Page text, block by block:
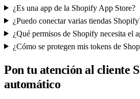
¿Es una app de la Shopify App Store?
¿Puedo conectar varias tiendas
¿Qué permisos de Shopify necesita el
¿Cómo se protegen mis tokens de
Pon tu atención al cliente
automático